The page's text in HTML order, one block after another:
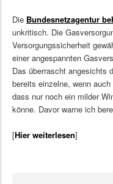
Die Bundesnetzagentur
unkritisch. Die
Versorgungssicherheit
einer angespannten
Das überrascht angesichts
bereits einzelne, wenn
dass nur noch ein milder
könne. Davor warne ich
[Hier weiterlesen]